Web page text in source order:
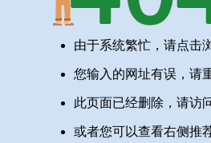
由于系统繁忙，请点击
您输入的网址有误，请
此页面已经删除，请访
或者您可以查看右侧推